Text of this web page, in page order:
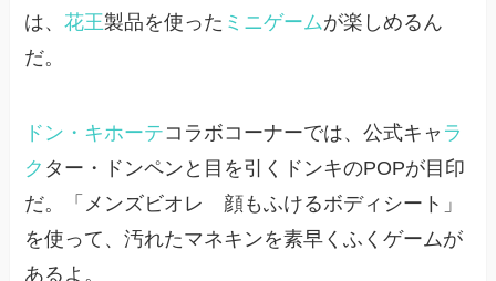
は、花王製品を使った ミニゲームが楽しめるん
だ。
ドン・キホーテコラボコーナーでは、公式キャ ラ
ク ター・ドンペンと目を引くドンキのPOPが目印
だ。「メンズビオレ 顔もふけるボディシート」
を使って、汚れたマネキンを素早くふくゲームが
あるよ。